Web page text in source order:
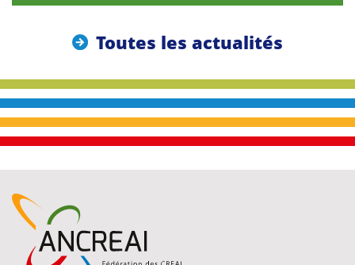
Toutes les actualités